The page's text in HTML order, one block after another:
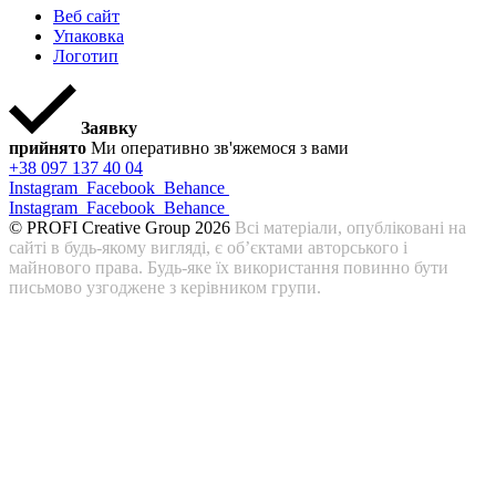
Веб сайт
Упаковка
Логотип
Заявку
прийнято Ми оперативно зв'яжемося з вами
+38 097 137 40 04
Instagram Facebook Behance
Instagram Facebook Behance
© PROFI Creative Group 2026 Всі матеріали, опубліковані на
сайті в будь-якому вигляді, є об’єктами авторського і
майнового права. Будь-яке їх використання повинно бути
письмово узгоджене з керівником групи.